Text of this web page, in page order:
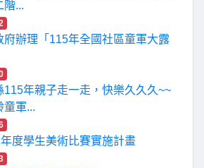
階...
府辦理「115年全國社區童軍大露
115年親子走一走，快樂久久久~~
軍...
度學生美術比賽實施計畫